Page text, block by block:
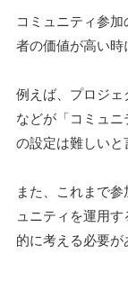
コミュニティ参
者の価値が高い時
例えば、プロジェ
などが「コミュ
の設定は難しいと
また、これまで
ュニティを運用
的に考える必要が